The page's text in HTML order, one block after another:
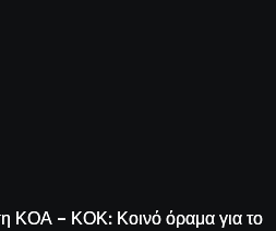
ΚΟΑ – ΚΟΚ: Κοινό όραμα για το